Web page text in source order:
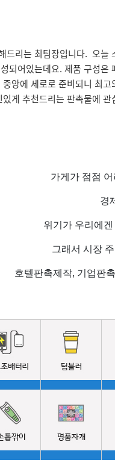
드리는 최팀장입니다. 오
되어있는데요. 제품 구성
앙에 세로로 준비되니 최
게 추천드리는 판촉물에
가게가 점점
경
위기가 우리에
그래서 시장
호텔판촉제작, 기업판